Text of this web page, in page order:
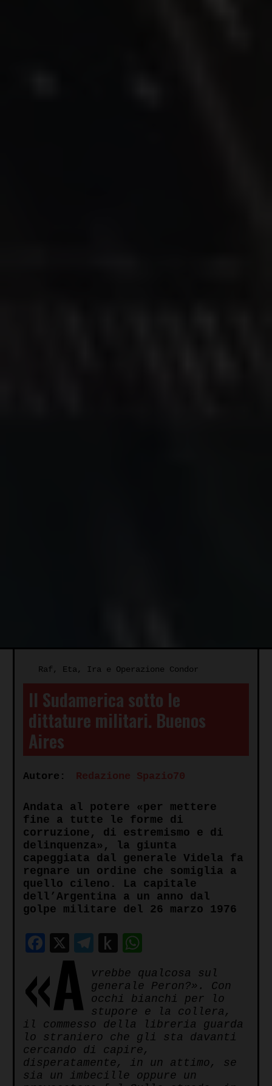
Raf, Eta, Ira e Operazione Condor
Il Sudamerica sotto le
dittature militari. Buenos
Aires
Autore: Redazione Spazio70
Andata al potere «per mettere
fine a tutte le forme di
corruzione, di estremismo e di
delinquenza», la giunta
capeggiata dal generale Videla fa
regnare un ordine che somiglia a
quello cileno. La capitale
dell’Argentina a un anno dal
golpe militare del 26 marzo 1976
Facebook
X Telegram
Push
Kindle
«A vrebbe qualcosa sul
generale Peron?». Con
occhi bianchi per lo
stupore e la collera,
il commesso della libreria guarda
lo straniero che gli sta davanti
cercando di capire,
disperatamente, in un attimo, se
sia un imbecille oppure un